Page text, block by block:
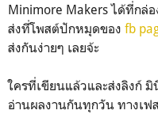
Minimore Makers ได้ที่กล่
ส่งที่โพสต์ปักหมุดของ fb
ส่งกันง่ายๆ เลยจ้ะ
ใครที่เขียนแล้วและส่งลิงก์
อ่านผลงานกันทุกวัน ทางเฟ